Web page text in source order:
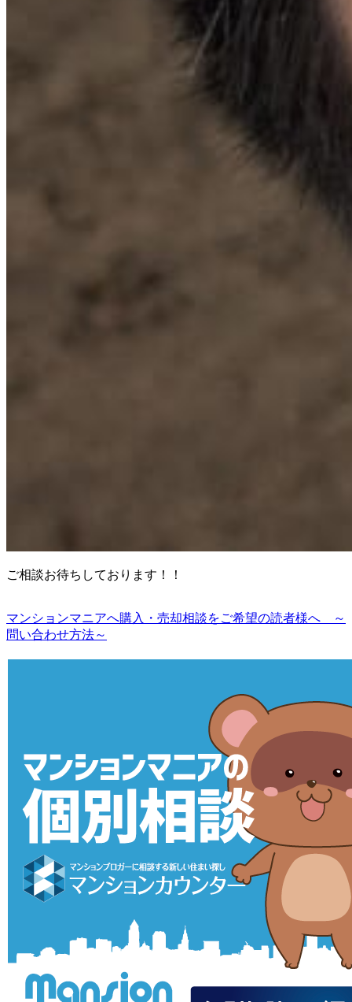
ご相談お待ちしております！！
マンションマニアへ購入・売却相談をご希望の読者様へ ～
問い合わせ方法～